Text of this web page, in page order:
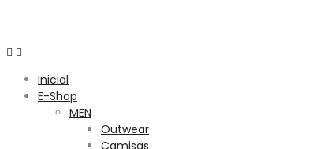
Inicial
E-Shop
MEN
Outwear
Camisas